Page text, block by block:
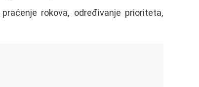
rokova, određivanje prioriteta,